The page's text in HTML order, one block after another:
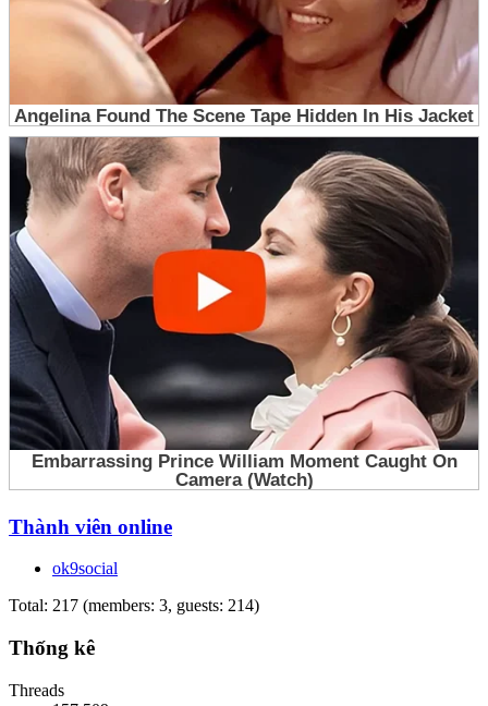
Thành viên online
ok9social
Total: 217 (members: 3, guests: 214)
Thống kê
Threads